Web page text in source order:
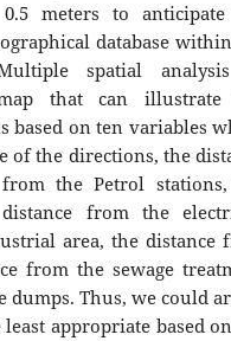
meters to
database
spatial
that can
based on ten variables
of the directions, the
the Petrol
from the
area, the distance
from the sewage
dumps. Thus, we could
appropriate based